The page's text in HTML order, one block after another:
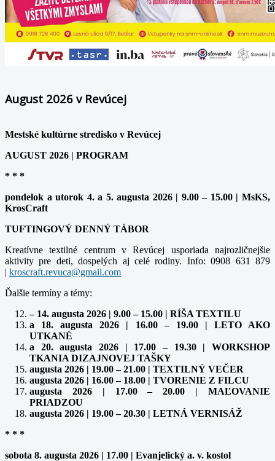
August 2026 v Revúcej
Mestské kultúrne stredisko v Revúcej
AUGUST 2026 | PROGRAM
* * *
pondelok a utorok 4. a 5. augusta 2026 | 9.00 – 15.00 | MsKS,
KrosCraft
TUFTINGOVÝ DENNÝ TÁBOR
Kreatívne textilné centrum v Revúcej usporiada najrozličnejšie
aktivity pre deti, dospelých aj celé rodiny. Info: 0908 631 879
|
Ďalšie termíny a témy:
– 14. augusta 2026 | 9.00 – 15.00 | RÍŠA TEXTILU
a 18. augusta 2026 | 16.00 – 19.00 | LETO AKO
UTKANÉ
a 20. augusta 2026 | 17.00 – 19.30 | WORKSHOP
TKANIA DIZAJNOVEJ TAŠKY
augusta 2026 | 19.00 – 21.00 | TEXTILNÝ VEČER
augusta 2026 | 16.00 – 18.00 | TVORENIE Z FILCU
augusta 2026 | 17.00 – 20.00 | MAĽOVANIE
PRIADZOU
augusta 2026 | 19.00 – 20.30 | LETNÁ VERNISÁŽ
* * *
sobota 8. augusta 2026 | 17.00 | Evanjelický a. v. kostol